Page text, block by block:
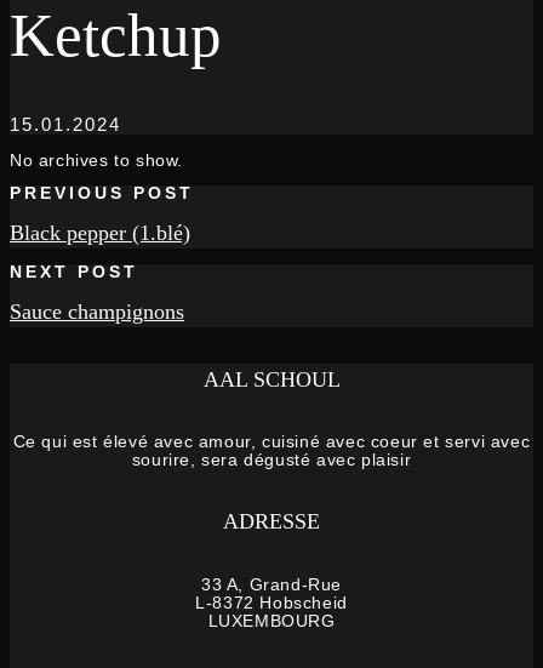
Ketchup
15.01.2024
No archives to show.
PREVIOUS POST
Black pepper (1.blé)
NEXT POST
Sauce champignons
AAL SCHOUL
Ce qui est élevé avec amour, cuisiné avec coeur et servi avec
sourire, sera dégusté avec plaisir
ADRESSE
33 A, Grand-Rue
L-8372 Hobscheid
LUXEMBOURG